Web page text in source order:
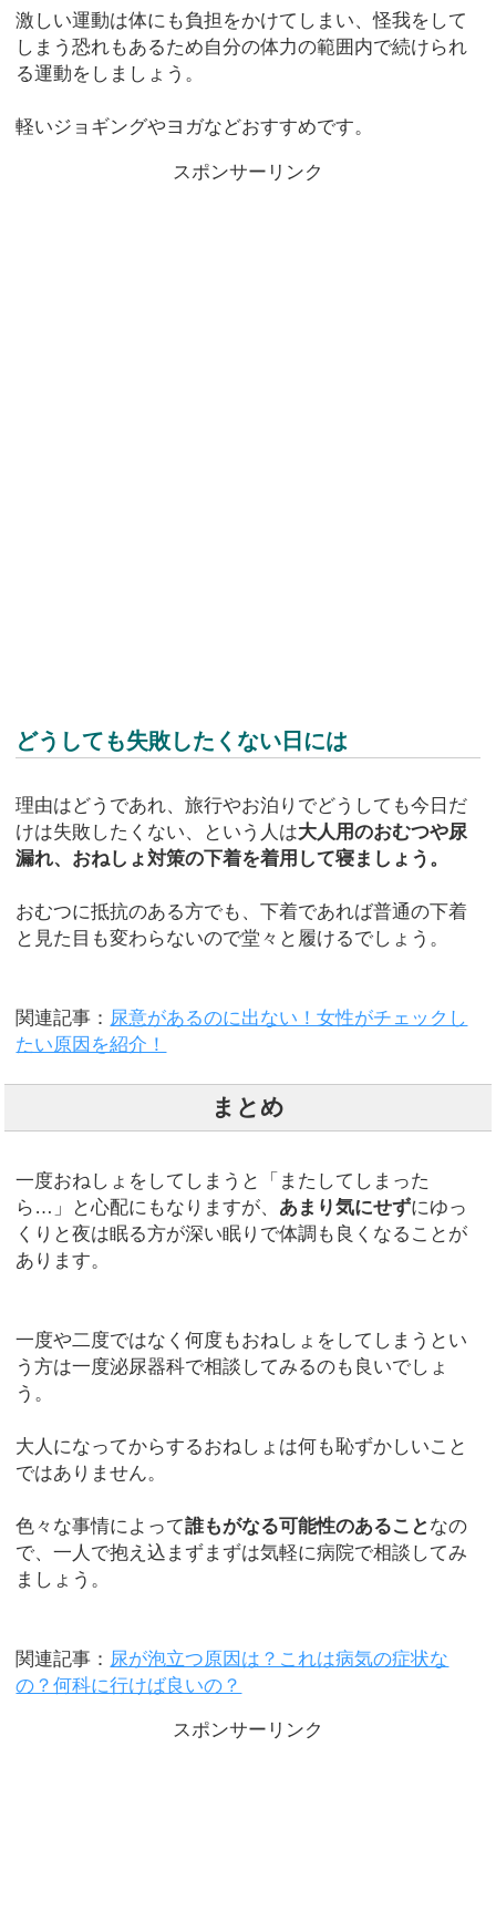
激しい運動は体にも負担をかけてしまい、怪我をして
しまう恐れもあるため自分の体力の範囲内で続けられ
る運動をしましょう。
軽いジョギングやヨガなどおすすめです。
スポンサーリンク
どうしても失敗したくない日には
理由はどうであれ、旅行やお泊りでどうしても今日だ
けは失敗したくない、という人は大人用のおむつや尿
漏れ、おねしょ対策の下着を着用して寝ましょう。
おむつに抵抗のある方でも、下着であれば普通の下着
と見た目も変わらないので堂々と履けるでしょう。
関連記事： 尿意があるのに出ない！女性がチェックし
たい原因を紹介！
まとめ
一度おねしょをしてしまうと「またしてしまった
ら…」と心配にもなりますが、 あまり気にせずにゆっ
くりと夜は眠る方が深い眠りで体調も良くなることが
あります。
一度や二度ではなく何度もおねしょをしてしまうとい
う方は一度泌尿器科で相談してみるのも良いでしょ
う。
大人になってからするおねしょは何も恥ずかしいこと
ではありません。
色々な事情によって誰もがなる可能性のあること なの
で、一人で抱え込まずまずは気軽に病院で相談してみ
ましょう。
関連記事： 尿が泡立つ原因は？これは病気の症状な
の？何科に行けば良いの？
スポンサーリンク